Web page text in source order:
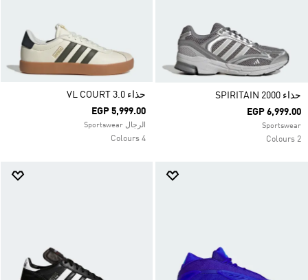
حذاء SPIRITAIN 2000
EGP 6,999.00
Sportswear
2 Colours
حذاء VL COURT 3.0
EGP 5,999.00
الرجال Sportswear
4 Colours